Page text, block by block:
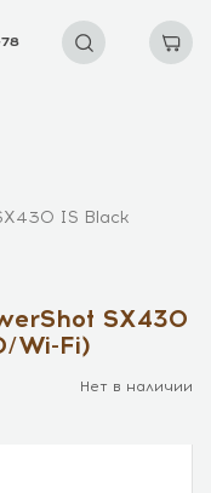
IS Black
SX430
Wi-Fi)
Нет в наличии